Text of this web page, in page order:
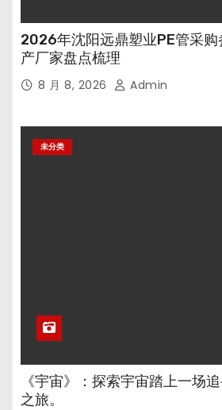
2026年沈阳远鼎塑业PE管采购
产厂家盘点梳理
8 月 8, 2026 Admin
未分类
《宇宙》：探索宇宙踏上一场
之旅。